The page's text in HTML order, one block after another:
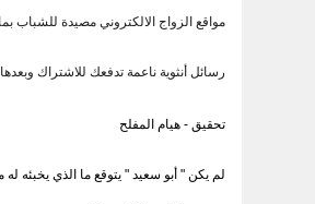
مواقع الزواج الالكتروني مصيدة للشباب
رسائل أنثوية ناعمة تدفعك للاشتراك
تحقيق - هيام المفلح
لم يكن " أبو سعيد " يتوقع ما الذي يخبئه